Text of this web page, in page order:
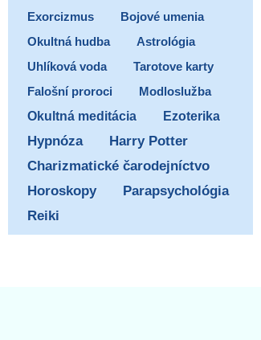
Exorcizmus
Bojové umenia
Okultná hudba
Astrológia
Uhlíková voda
Tarotove karty
Falošní proroci
Modloslužba
Okultná meditácia
Ezoterika
Hypnóza
Harry Potter
Charizmatické čarodejníctvo
Horoskopy
Parapsychológia
Reiki